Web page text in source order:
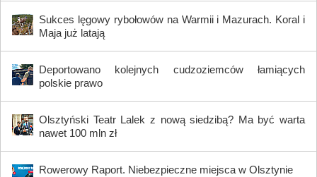
Sukces lęgowy rybołowów na Warmii i Mazurach. Koral i
Maja już latają
Deportowano kolejnych cudzoziemców łamiących
polskie prawo
Olsztyński Teatr Lalek z nową siedzibą? Ma być warta
nawet 100 mln zł
Rowerowy Raport. Niebezpieczne miejsca w Olsztynie